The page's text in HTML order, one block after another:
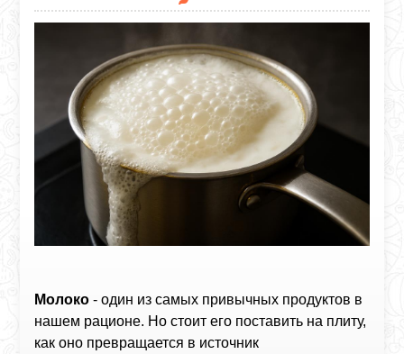
Молоко - один из самых привычных продуктов в
нашем рационе. Но стоит его поставить на плиту,
как оно превращается в источник